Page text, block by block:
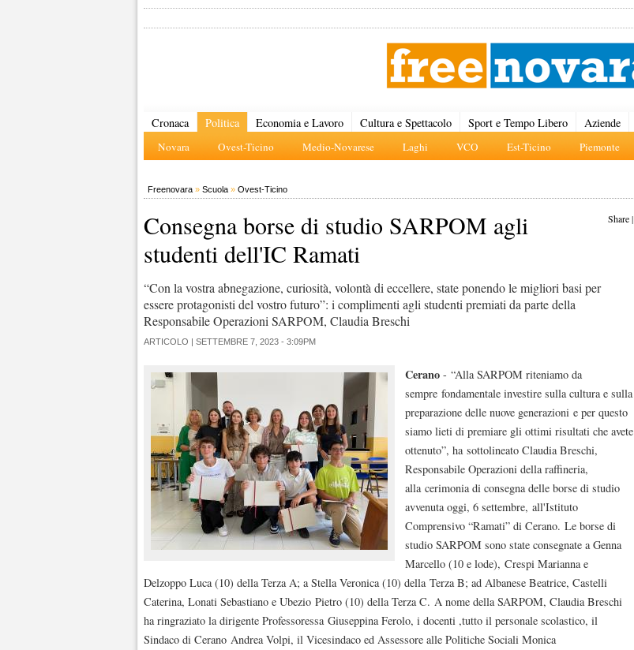
Cronaca Politica
Novara Ovest-Ticino Medio-Novarese Laghi VCO Est-Ticino Piemonte
Economia e Lavoro Cultura e Spettacolo Sport e Tempo Libero Aziende
Freenovara » Scuola » Ovest-Ticino
Share|
Consegna borse di studio SARPOM agli
studenti dell'IC Ramati
“Con la vostra abnegazione, curiosità, volontà di eccellere, state ponendo le migliori basi per
essere protagonisti del vostro futuro”: i complimenti agli studenti premiati da parte della
Responsabile Operazioni SARPOM, Claudia Breschi
ARTICOLO | SETTEMBRE 7, 2023 - 3:09PM
Cerano - “Alla SARPOM riteniamo da
sempre fondamentale investire sulla cultura e sulla
preparazione delle nuove generazioni e per questo
siamo lieti di premiare gli ottimi risultati che avete
ottenuto”, ha sottolineato Claudia Breschi,
Responsabile Operazioni della raffineria,
alla cerimonia di consegna delle borse di studio
avvenuta oggi, 6 settembre, all'Istituto
Comprensivo “Ramati” di Cerano. Le borse di
studio SARPOM sono state consegnate a Genna
Marcello (10 e lode), Crespi Marianna e
Delzoppo Luca (10) della Terza A; a Stella Veronica (10) della Terza B; ad Albanese Beatrice, Castelli
Caterina, Lonati Sebastiano e Ubezio Pietro (10) della Terza C. A nome della SARPOM, Claudia Breschi
ha ringraziato la dirigente Professoressa Giuseppina Ferolo, i docenti ,tutto il personale scolastico, il
Sindaco di Cerano Andrea Volpi, il Vicesindaco ed Assessore alle Politiche Sociali Monica